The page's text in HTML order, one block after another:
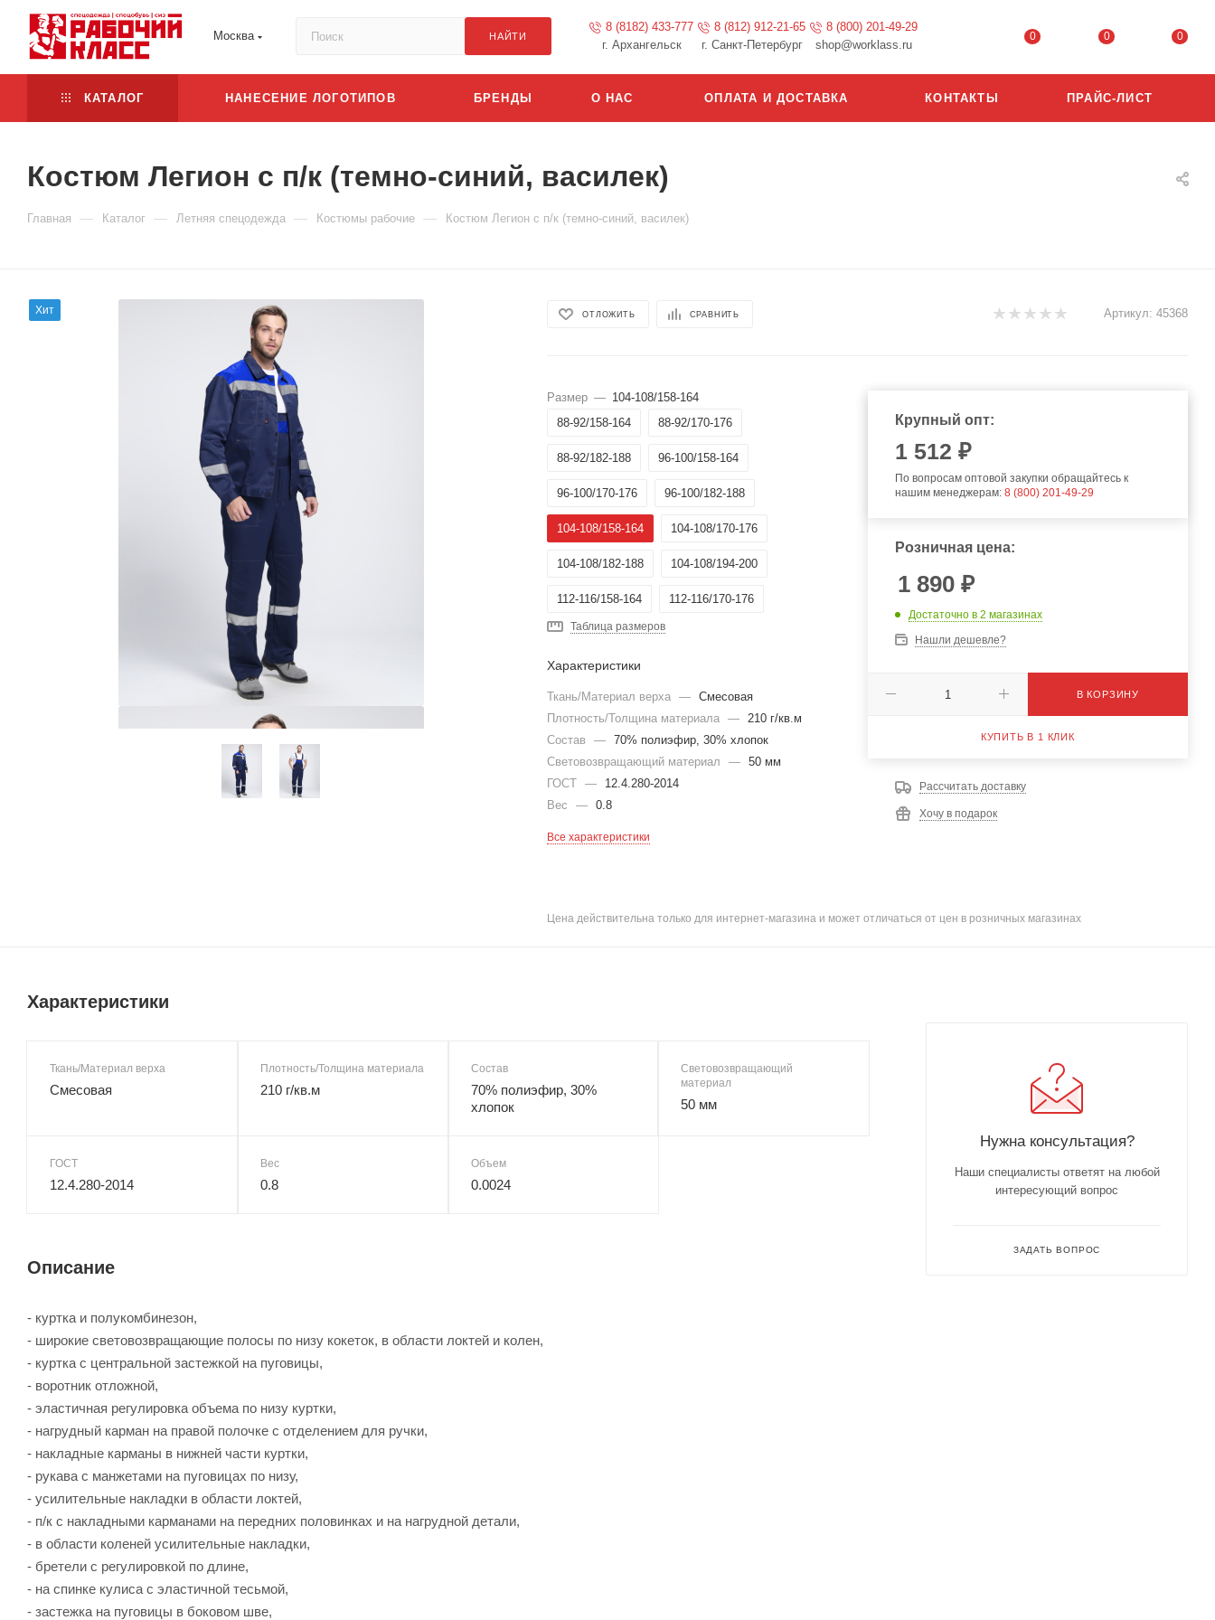
Москва НАЙТИ
8 (8182) 433-777
г. Архангельск
8 (812) 912-21-65
г. Санкт-Петербург
8 (800) 201-49-29
shop@worklass.ru
0 0 0
КАТАЛОГ НАНЕСЕНИЕ ЛОГОТИПОВ БРЕНДЫ О НАС ОПЛАТА И ДОСТАВКА КОНТАКТЫ ПРАЙС-ЛИСТ
Костюм Легион с п/к (темно-синий, василек)
Главная — Каталог — Летняя спецодежда — Костюмы рабочие — Костюм Легион с п/к (темно-синий, василек)
Хит ОТЛОЖИТЬ СРАВНИТЬ Артикул: 45368
Размер — 104-108/158-164
88-92/158-164
88-92/170-176
88-92/182-188 96-100/158-164
96-100/170-176 96-100/182-188
104-108/158-164 104-108/170-176
104-108/182-188 104-108/194-200
112-116/158-164 112-116/170-176
112-116/182-188
120-124/170-176
120-124/194-200 128-132/170-176
128-132/182-188 136-140/182-188
144-148/182-188 136-140/170-176
96-100/194-200
Таблица размеров
Характеристики
Ткань/Материал верха —
Смесовая
Плотность/Толщина материала
—
210 г/кв.м
Состав
—
70% полиэфир, 30% хлопок
Световозвращающий материал
—
50 мм
ГОСТ
—
12.4.280-2014
Вес
— 0.8
Все характеристики
Крупный опт:
1 512 ₽
По вопросам оптовой закупки обращайтесь к
нашим менеджерам: 8 (800) 201-49-29
Розничная цена:
1 890₽
Достаточно в 2 магазинах
Нашли дешевле?
В КОРЗИНУ
КУПИТЬ В 1 КЛИК
Рассчитать доставку
Хочу в подарок
Цена действительна только для интернет-магазина и может отличаться от цен в розничных магазинах
Характеристики
Ткань/Материал верха
Смесовая
Плотность/Толщина материала
210 г/кв.м
Состав
70% полиэфир, 30%
хлопок
Световозвращающий
материал
50 мм
ГОСТ
12.4.280-2014
Вес
0.8
Объем
0.0024
Описание
- куртка и полукомбинезон,
- широкие световозвращающие полосы по низу кокеток, в области локтей и колен,
- куртка с центральной застежкой на пуговицы,
- воротник отложной,
- эластичная регулировка объема по низу куртки,
- нагрудный карман на правой полочке с отделением для ручки,
- накладные карманы в нижней части куртки,
- рукава с манжетами на пуговицах по низу,
- усилительные накладки в области локтей,
- п/к с накладными карманами на передних половинках и на нагрудной детали,
- в области коленей усилительные накладки,
- бретели с регулировкой по длине,
- на спинке кулиса с эластичной тесьмой,
- застежка на пуговицы в боковом шве,
Нужна консультация?
Наши специалисты ответят на любой
интересующий вопрос
ЗАДАТЬ ВОПРОС